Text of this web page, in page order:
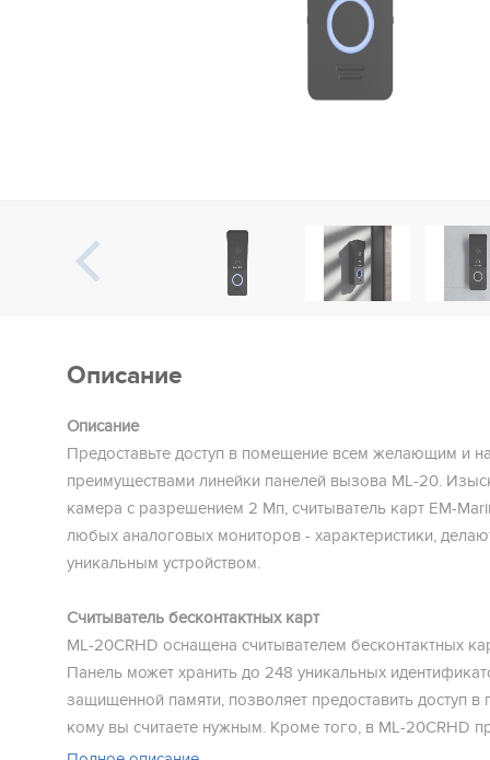
Описание
Описание
Предоставьте доступ в помещение всем желающим и
преимуществами линейки панелей вызова ML-20.
камера с разрешением 2 Мп, считыватель карт EM-
любых аналоговых мониторов - характеристики,
уникальным устройством.
Считыватель бесконтактных карт
ML-20CRHD оснащена считывателем бесконтактных
Панель может хранить до 248 уникальных
защищенной памяти, позволяет предоставить доступ
кому вы считаете нужным. Кроме того, в ML-20CRHD
возможность подключения как электромеханических,